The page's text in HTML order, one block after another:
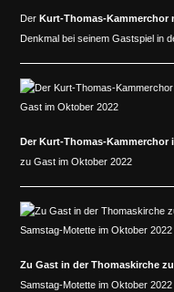
Der Kurt-Thomas-Kammerchor
Denkmal bei seinem Gastspiel in
Der Kurt-Thomas-Kammerchor
zu Gast im Oktober 2022
Zu Gast in der Thomaskirche
Samstag-Motette im Oktober 2022